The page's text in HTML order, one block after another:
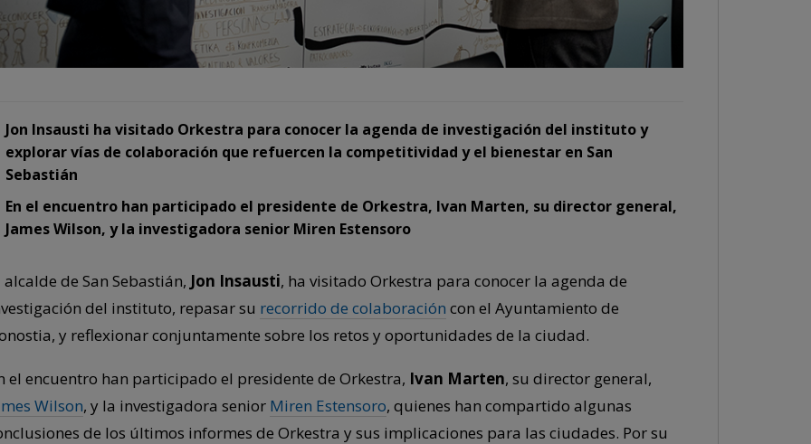
Jon Insausti ha visitado Orkestra para conocer la agenda de investigación del instituto y
explorar vías de colaboración que refuercen la competitividad y el bienestar en San
Sebastián
En el encuentro han participado el presidente de Orkestra, Ivan Marten, su director general,
James Wilson, y la investigadora senior Miren Estensoro
alcalde de San Sebastián, Jon Insausti, ha visitado Orkestra para conocer la agenda de
del instituto, repasar su recorrido de colaboración con el Ayuntamiento de
y reflexionar conjuntamente sobre los retos y oportunidades de la ciudad.
el encuentro han participado el presidente de Orkestra, Ivan Marten, su director general,
Wilson, y la investigadora senior Miren Estensoro, quienes han compartido algunas
de los últimos informes de Orkestra y sus implicaciones para las ciudades. Por su